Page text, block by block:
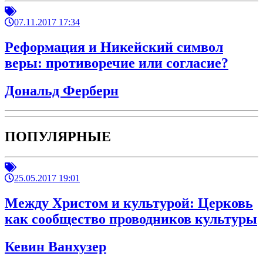
07.11.2017 17:34
Реформация и Никейский символ
веры: противоречие или согласие?
Дональд Ферберн
ПОПУЛЯРНЫЕ
25.05.2017 19:01
Между Христом и культурой: Церковь
как сообщество проводников культуры
Кевин Ванхузер